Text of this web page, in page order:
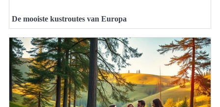
De mooiste kustroutes van Europa